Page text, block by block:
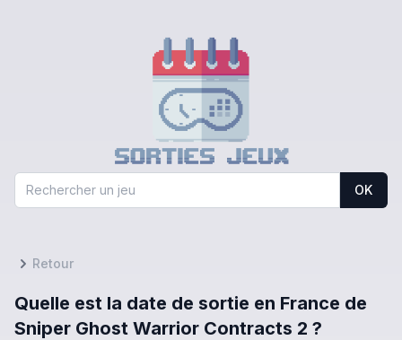
OK
Retour
Quelle est la date de sortie en France de
Sniper Ghost Warrior Contracts 2 ?